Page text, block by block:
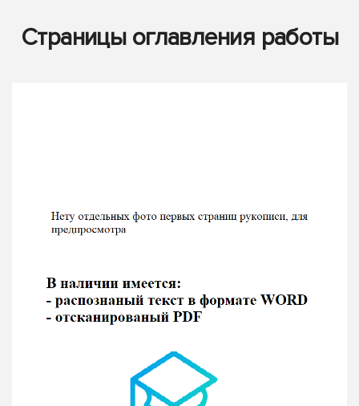
Страницы оглавления работы